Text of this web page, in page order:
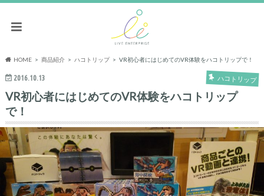
HOME 商品紹介 ハコトリップ VR初心者にはじめてのVR体験をハコトリップで！
2016.10.13 ハコトリップ
VR初心者にはじめてのVR体験をハコトリップ
で！